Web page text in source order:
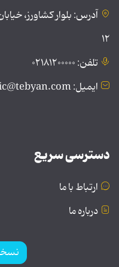
آدرس: بلوار کشاورز،
۱۲
تلفن: ۰۲۱۸۱۲۰۰۰۰۰
ایمیل: public@tebyan.com
دسترسی سریع
ارتباط با ما
درباره ما